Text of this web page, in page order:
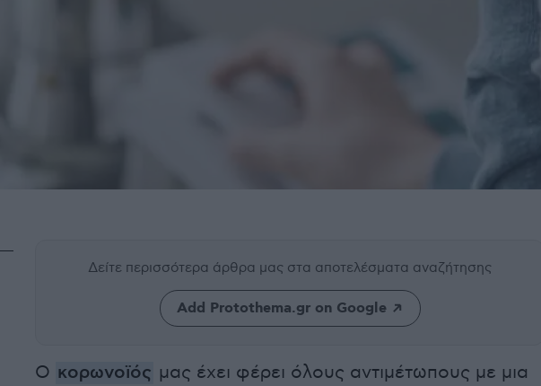
Δείτε περισσότερα άρθρα μας στα αποτελέσματα αναζήτησης
Add Protothema.gr on Google
Ο κορωνoϊός μας έχει φέρει όλους αντιμέτωπους με μια